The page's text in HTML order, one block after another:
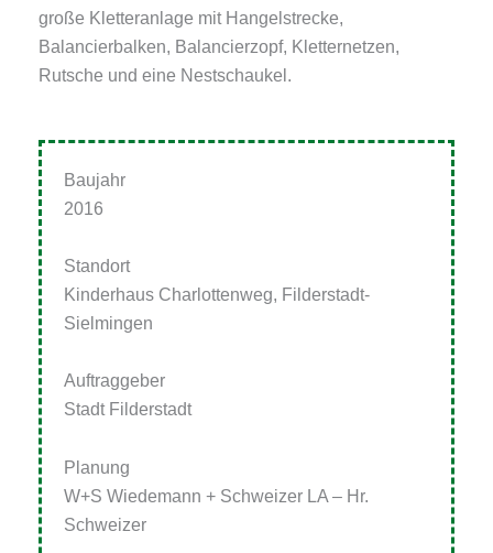
große Kletteranlage mit Hangelstrecke,
Balancierbalken, Balancierzopf, Kletternetzen,
Rutsche und eine Nestschaukel.
Baujahr
2016
Standort
Kinderhaus Charlottenweg, Filderstadt-
Sielmingen
Auftraggeber
Stadt Filderstadt
Planung
W+S Wiedemann + Schweizer LA – Hr.
Schweizer